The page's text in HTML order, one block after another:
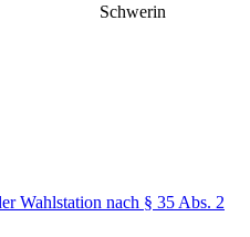
Schwerin
Wahlstation nach § 35 Abs. 2